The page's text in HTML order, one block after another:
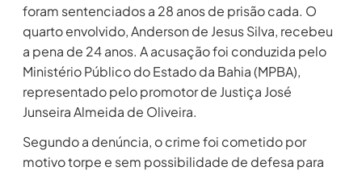
foram sentenciados a 28 anos de prisão cada. O
quarto envolvido, Anderson de Jesus Silva, recebeu
a pena de 24 anos. A acusação foi conduzida pelo
Ministério Público do Estado da Bahia (MPBA),
representado pelo promotor de Justiça José
Junseira Almeida de Oliveira.
Segundo a denúncia, o crime foi cometido por
motivo torpe e sem possibilidade de defesa para